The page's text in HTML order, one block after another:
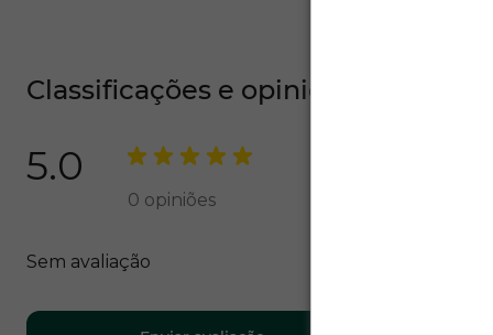
Classificações e opiniões
5.0
0 opiniões
Sem avaliação